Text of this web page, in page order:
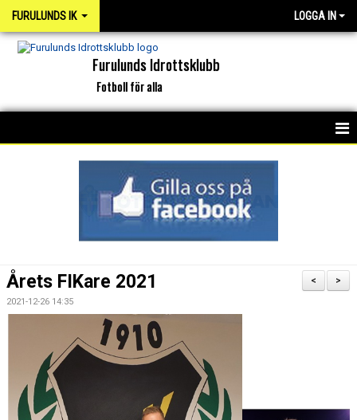
FURULUNDS IK LOGGA IN
Furulunds Idrottsklubb
Fotboll för alla
INTERKAPTEN
NYHETSARKIV
BILDGALLERI
FOTBOLL
>
<
Årets FIKare 2021
2021-12-26 14:35